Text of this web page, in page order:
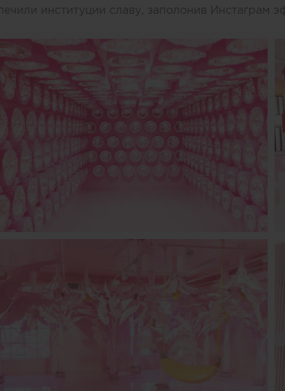
институции славу, заполонив Инстаграм